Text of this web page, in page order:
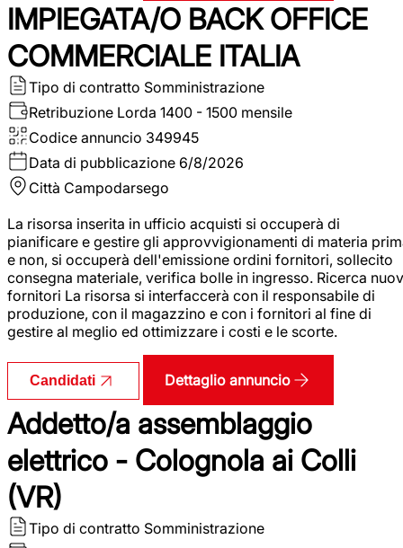
IMPIEGATA/O BACK OFFICE
COMMERCIALE ITALIA
Tipo di contratto Somministrazione
Retribuzione Lorda 1400 - 1500 mensile
Codice annuncio 349945
Data di pubblicazione 6/8/2026
Città Campodarsego
La risorsa inserita in ufficio acquisti si occuperà di
pianificare e gestire gli approvvigionamenti di materia
e non, si occuperà dell'emissione ordini fornitori, sollecito
consegna materiale, verifica bolle in ingresso. Ricerca
fornitori La risorsa si interfaccerà con il responsabile di
produzione, con il magazzino e con i fornitori al fine di
gestire al meglio ed ottimizzare i costi e le scorte.
Candidati Dettaglio annuncio
Addetto/a assemblaggio
elettrico - Colognola ai Colli
(VR)
Tipo di contratto Somministrazione